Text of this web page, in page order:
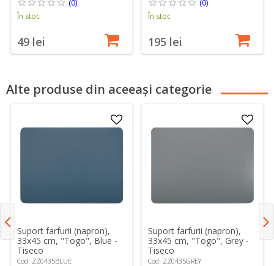
(0)
În stoc
49 lei
(0)
În stoc
195 lei
Alte produse din aceeași categorie
Suport farfurii (napron),
33x45 cm, "Togo", Blue -
Tiseco
Cod: ZZ0435BLUE
Suport farfurii (napron),
33x45 cm, "Togo", Grey -
Tiseco
Cod: ZZ0435GREY